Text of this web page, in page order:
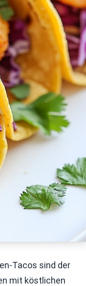
Tacos sind der
mit köstlichen